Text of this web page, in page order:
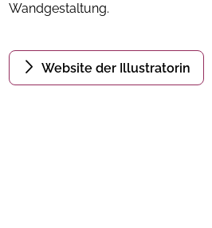
Wandgestaltung.
Website der Illustratorin